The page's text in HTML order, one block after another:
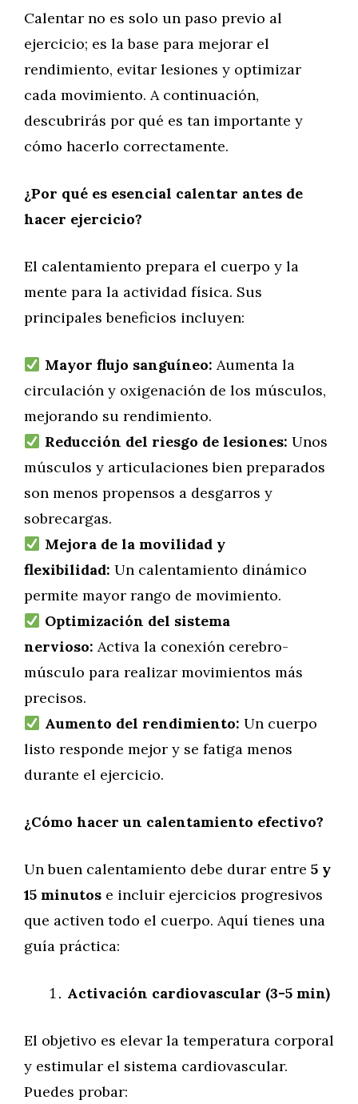
Calentar no es solo un paso previo al
ejercicio; es la base para mejorar el
rendimiento, evitar lesiones y optimizar
cada movimiento. A continuación,
descubrirás por qué es tan importante y
cómo hacerlo correctamente.
¿Por qué es esencial calentar antes de
hacer ejercicio?
El calentamiento prepara el cuerpo y la
mente para la actividad física. Sus
principales beneficios incluyen:
Mayor flujo sanguíneo: Aumenta la
circulación y oxigenación de los músculos,
mejorando su rendimiento.
Reducción del riesgo de lesiones: Unos
músculos y articulaciones bien preparados
son menos propensos a desgarros y
sobrecargas.
Mejora de la movilidad y
flexibilidad: Un calentamiento dinámico
permite mayor rango de movimiento.
Optimización del sistema
nervioso: Activa la conexión cerebro-
músculo para realizar movimientos más
precisos.
Aumento del rendimiento: Un cuerpo
listo responde mejor y se fatiga menos
durante el ejercicio.
¿Cómo hacer un calentamiento efectivo?
Un buen calentamiento debe durar entre 5 y
15 minutos e incluir ejercicios progresivos
que activen todo el cuerpo. Aquí tienes una
guía práctica:
Activación cardiovascular (3-5 min)
El objetivo es elevar la temperatura corporal
y estimular el sistema cardiovascular.
Puedes probar: